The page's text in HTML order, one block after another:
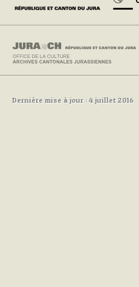
Dernière mise à jour : 4 juillet 2016